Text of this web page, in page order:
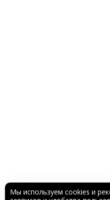
Мы используем cookies и